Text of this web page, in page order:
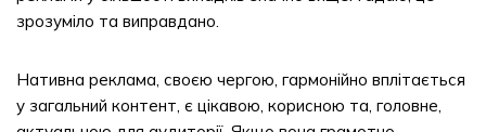
зрозуміло та виправдано.
Нативна реклама, своєю чергою, гармонійно вплітається
у загальний контент, є цікавою, корисною та, головне,